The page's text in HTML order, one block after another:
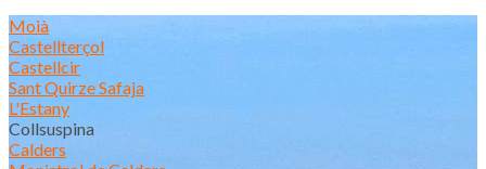
Moià
Castellterçol
Castellcir
Sant Quirze Safaja
L'Estany
Collsuspina
Calders